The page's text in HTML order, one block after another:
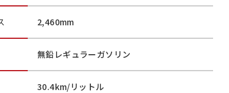
2,460mm
無鉛レギュラーガソリン
30.4km/リットル